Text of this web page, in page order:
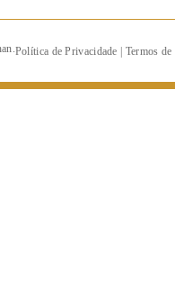
Política de Privacidade | Termos